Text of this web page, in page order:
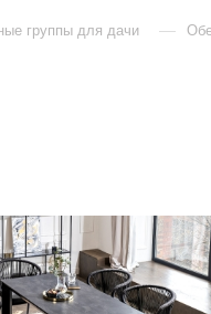
группы для дачи —